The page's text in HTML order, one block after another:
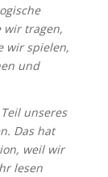
wir tragen,
wir spielen,
und
unseres
Das hat
weil wir
lesen